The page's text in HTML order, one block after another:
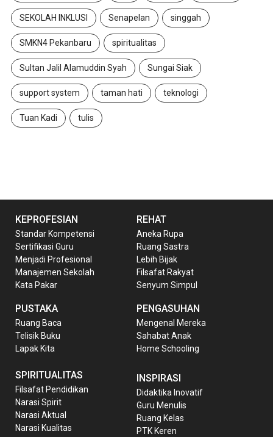
SEKOLAH INKLUSI Senapelan singgah
SMKN4 Pekanbaru spiritualitas
Sultan Jalil Alamuddin Syah Sungai Siak
support system taman hati teknologi
Tuan Kadi tulis
KEPROFESIAN
Standar Kompetensi
Sertifikasi Guru
Menjadi Profesional
Manajemen Sekolah
Kata Pakar
PUSTAKA
Ruang Baca
Telisik Buku
Lapak Kita
REHAT
Aneka Rupa
Ruang Sastra
Lebih Bijak
Filsafat Rakyat
Senyum Simpul
PENGASUHAN
Mengenal Mereka
Sahabat Anak
Home Schooling
SPIRITUALITAS
Filsafat Pendidikan
Narasi Spirit
Narasi Aktual
Narasi Kualitas
INSPIRASI
Didaktika Inovatif
Guru Menulis
Ruang Kelas
PTK Keren